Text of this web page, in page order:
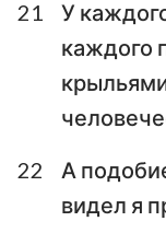
21
У
каждого
22
А
видел я